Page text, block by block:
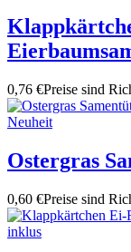
0,76 €Preise sind
Neuheit
Ostergras
0,60 €Preise sind